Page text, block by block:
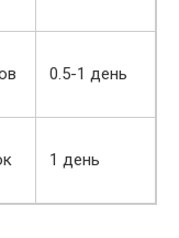
0.5-1 день
1 день